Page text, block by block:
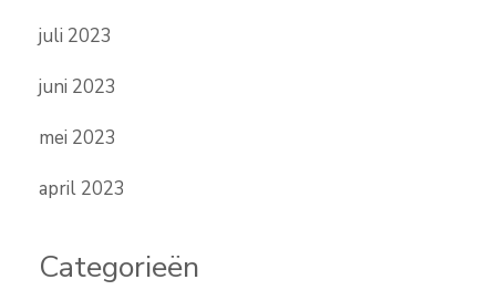
juli 2023
juni 2023
mei 2023
april 2023
Categorieën